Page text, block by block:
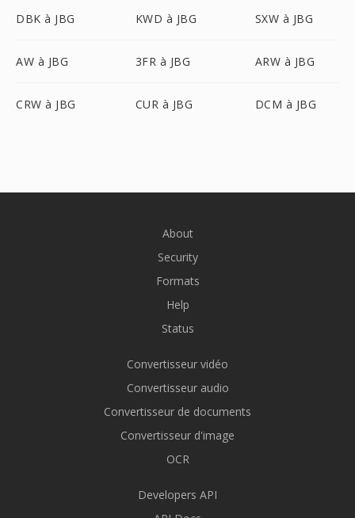
DBK à JBG KWD à JBG SXW à JBG
AW à JBG 3FR à JBG ARW à JBG
CRW à JBG CUR à JBG DCM à JBG
About
Security
Formats
Help
Status
Convertisseur vidéo
Convertisseur audio
Convertisseur de documents
Convertisseur d'image
OCR
Developers API